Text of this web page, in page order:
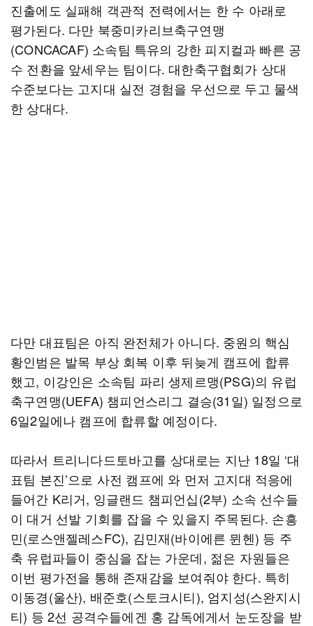
진출에도 실패해 객관적 전력에서는 한 수 아래로
평가된다. 다만 북중미카리브축구연맹
(CONCACAF) 소속팀 특유의 강한 피지컬과 빠른 공
수 전환을 앞세우는 팀이다. 대한축구협회가 상대
수준보다는 고지대 실전 경험을 우선으로 두고 물색
한 상대다.
다만 대표팀은 아직 완전체가 아니다. 중원의 핵심
황인범은 발목 부상 회복 이후 뒤늦게 캠프에 합류
했고, 이강인은 소속팀 파리 생제르맹(PSG)의 유럽
축구연맹(UEFA) 챔피언스리그 결승(31일) 일정으로
6일2일에나 캠프에 합류할 예정이다.
따라서 트리니다드토바고를 상대로는 지난 18일 ‘대
표팀 본진’으로 사전 캠프에 와 먼저 고지대 적응에
들어간 K리거, 잉글랜드 챔피언십(2부) 소속 선수들
이 대거 선발 기회를 잡을 수 있을지 주목된다. 손흥
민(로스앤젤레스FC), 김민재(바이에른 뮌헨) 등 주
축 유럽파들이 중심을 잡는 가운데, 젊은 자원들은
이번 평가전을 통해 존재감을 보여줘야 한다. 특히
이동경(울산), 배준호(스토크시티), 엄지성(스완지시
티) 등 2선 공격수들에겐 홍 감독에게서 눈도장을 받